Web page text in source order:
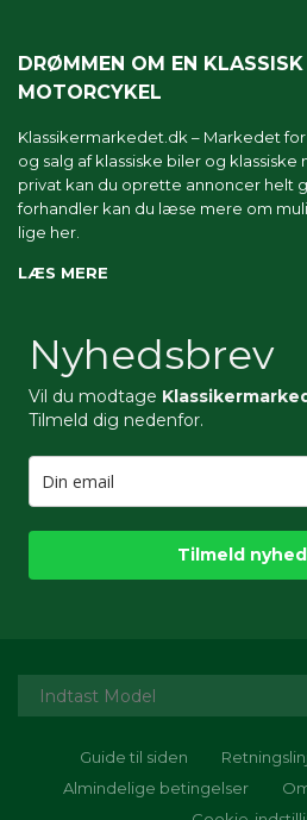
DRØMMEN OM EN KLASSISK
MOTORCYKEL
Klassikermarkedet.dk – Markedet
og salg af klassiske biler og
privat kan du oprette annoncer helt
forhandler kan du læse mere om
lige her.
LÆS MERE
Nyhedsbrev
Vil du modtage
Tilmeld dig nedenfor.
Tilmeld
Guide til siden
Almindelige betingelser